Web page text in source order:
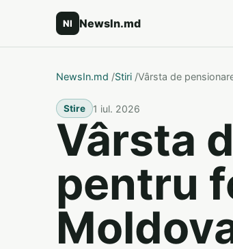
NI NewsIn.md
NewsIn.md /Stiri /Vârsta de
Stire 1 iul. 2026
Vârsta
pentru